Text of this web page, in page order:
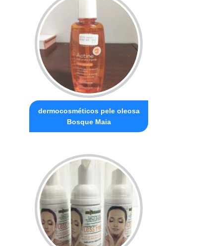
dermocosméticos pele oleosa
Bosque Maia